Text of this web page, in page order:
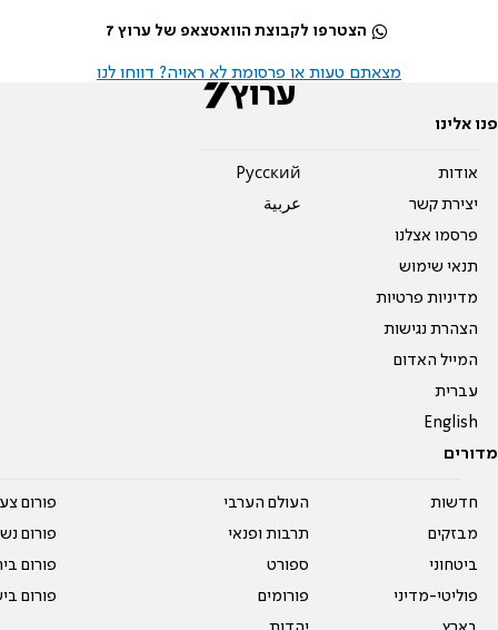
הצטרפו לקבוצת הוואטצאפ של ערוץ 7
מצאתם טעות או פרסומת לא ראויה? דווחו לנו
פנו אלינו
אודות
יצירת קשר
פרסמו אצלנו
תנאי שימוש
מדיניות פרטיות
הצהרת נגישות
המייל האדום
עברית
English
Pусский
عربية
מדורים
חדשות
מבזקים
ביטחוני
פוליטי-מדיני
העולם הערבי
תרבות ופנאי
ספורט
פורומים
פורום
פורום
פורום
פורום